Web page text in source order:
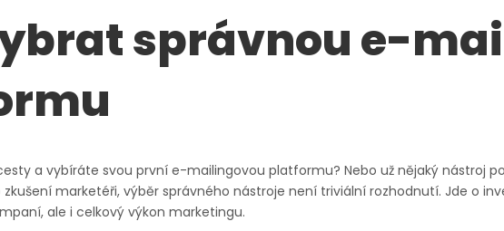
správnou e-
a vybíráte svou první e-mailingovou platformu? Nebo už nějaký nástroj
marketéři, výběr správného nástroje není triviální rozhodnutí. Jde o
ale i celkový výkon marketingu.